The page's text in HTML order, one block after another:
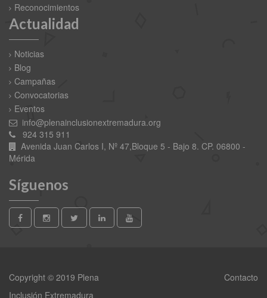
Reconocimientos
Actualidad
Noticias
Blog
Campañas
Convocatorias
Eventos
info@plenainclusionextremadura.org
924 315 911
Avenida Juan Carlos I, Nº 47,Bloque 5 - Bajo 8. CP. 06800 -
Mérida
Síguenos
Copyright © 2019 Plena
Inclusión Extremadura
Contacto